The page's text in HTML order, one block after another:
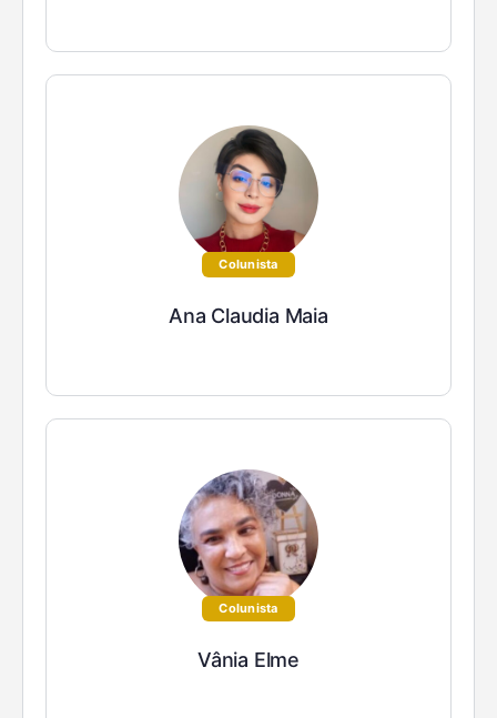
Colunista
Ana Claudia Maia
Colunista
Vânia Elme